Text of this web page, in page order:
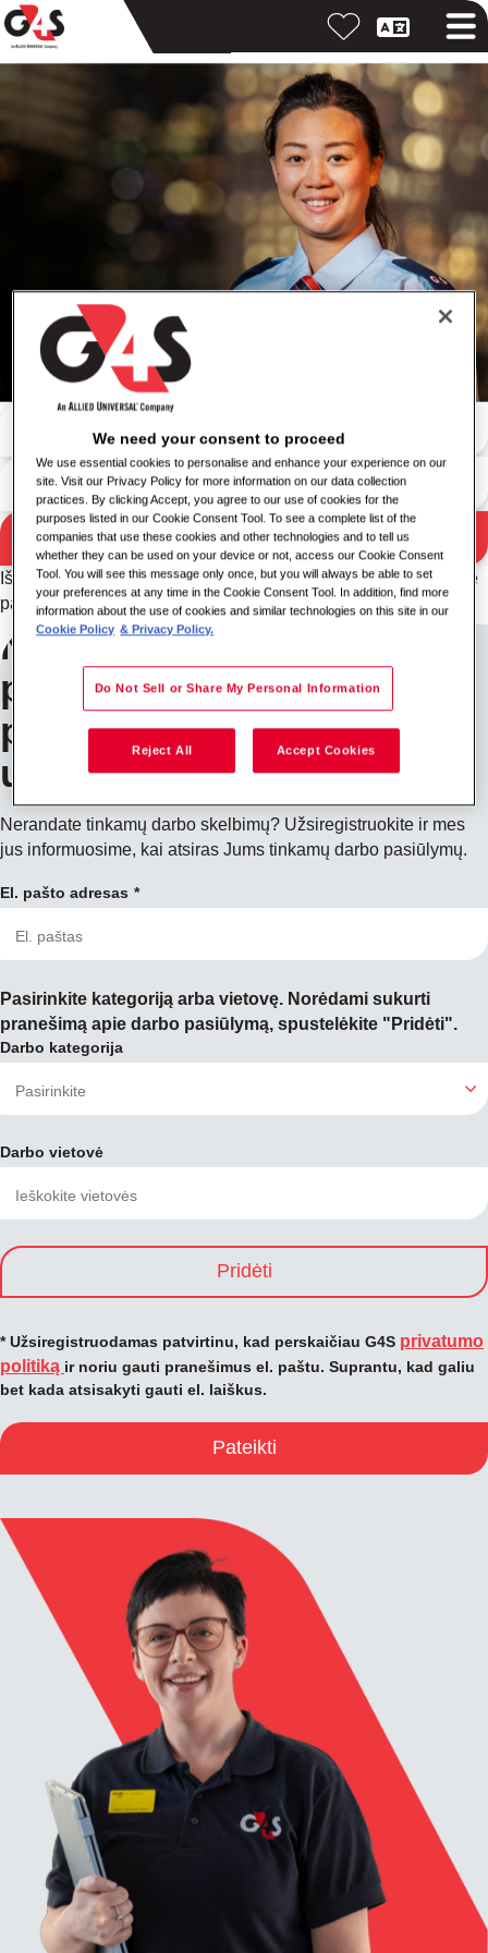
Paieškos rezultatai
Ieškoti pagal raktinį žodį
Ieškoti pagal vietovę
Ieškoti
Išbandykite kitą raktinio žodžio / vietovės derinį arba išplėskite
paieškos kriterijus.
Norėdami gauti
pranešimus apie darbo
pasiūlymus,
užsiregistruokite
Nerandate tinkamų darbo skelbimų? Užsiregistruokite ir mes
jus informuosime, kai atsiras Jums tinkamų darbo pasiūlymų.
El. pašto adresas
Pasirinkite kategoriją arba vietovę. Norėdami sukurti
pranešimą apie darbo pasiūlymą, spustelėkite "Pridėti".
Darbo kategorija
Darbo vietovė
Pridėti
* Užsiregistruodamas patvirtinu, kad perskaičiau G4S privatumo
politiką ir noriu gauti pranešimus el. paštu. Suprantu, kad galiu
bet kada atsisakyti gauti el. laiškus.
Pateikti
We need your consent to proceed
We use essential cookies to personalise and enhance your experience on our
site. Visit our Privacy Policy for more information on our data collection
practices. By clicking Accept, you agree to our use of cookies for the
purposes listed in our Cookie Consent Tool. To see a complete list of the
companies that use these cookies and other technologies and to tell us
whether they can be used on your device or not, access our Cookie Consent
Tool. You will see this message only once, but you will always be able to set
your preferences at any time in the Cookie Consent Tool. In addition, find more
information about the use of cookies and similar technologies on this site in our
Cookie Policy & Privacy Policy.
Do Not Sell or Share My Personal Information
Reject All Accept Cookies